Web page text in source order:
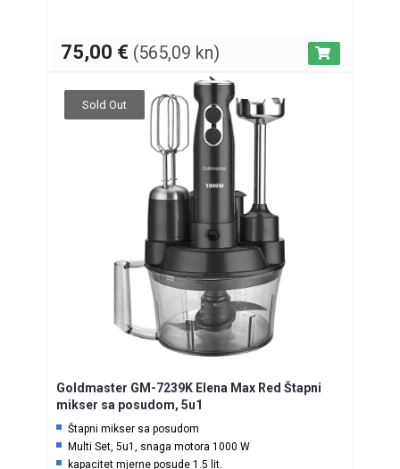
75,00 € (565,09 kn)
Goldmaster GM-7239K Elena Max Red Štapni
mikser sa posudom, 5u1
Štapni mikser sa posudom
Multi Set, 5u1, snaga motora 1000 W
kapacitet mjerne posude 1.5 lit.
Sold Out